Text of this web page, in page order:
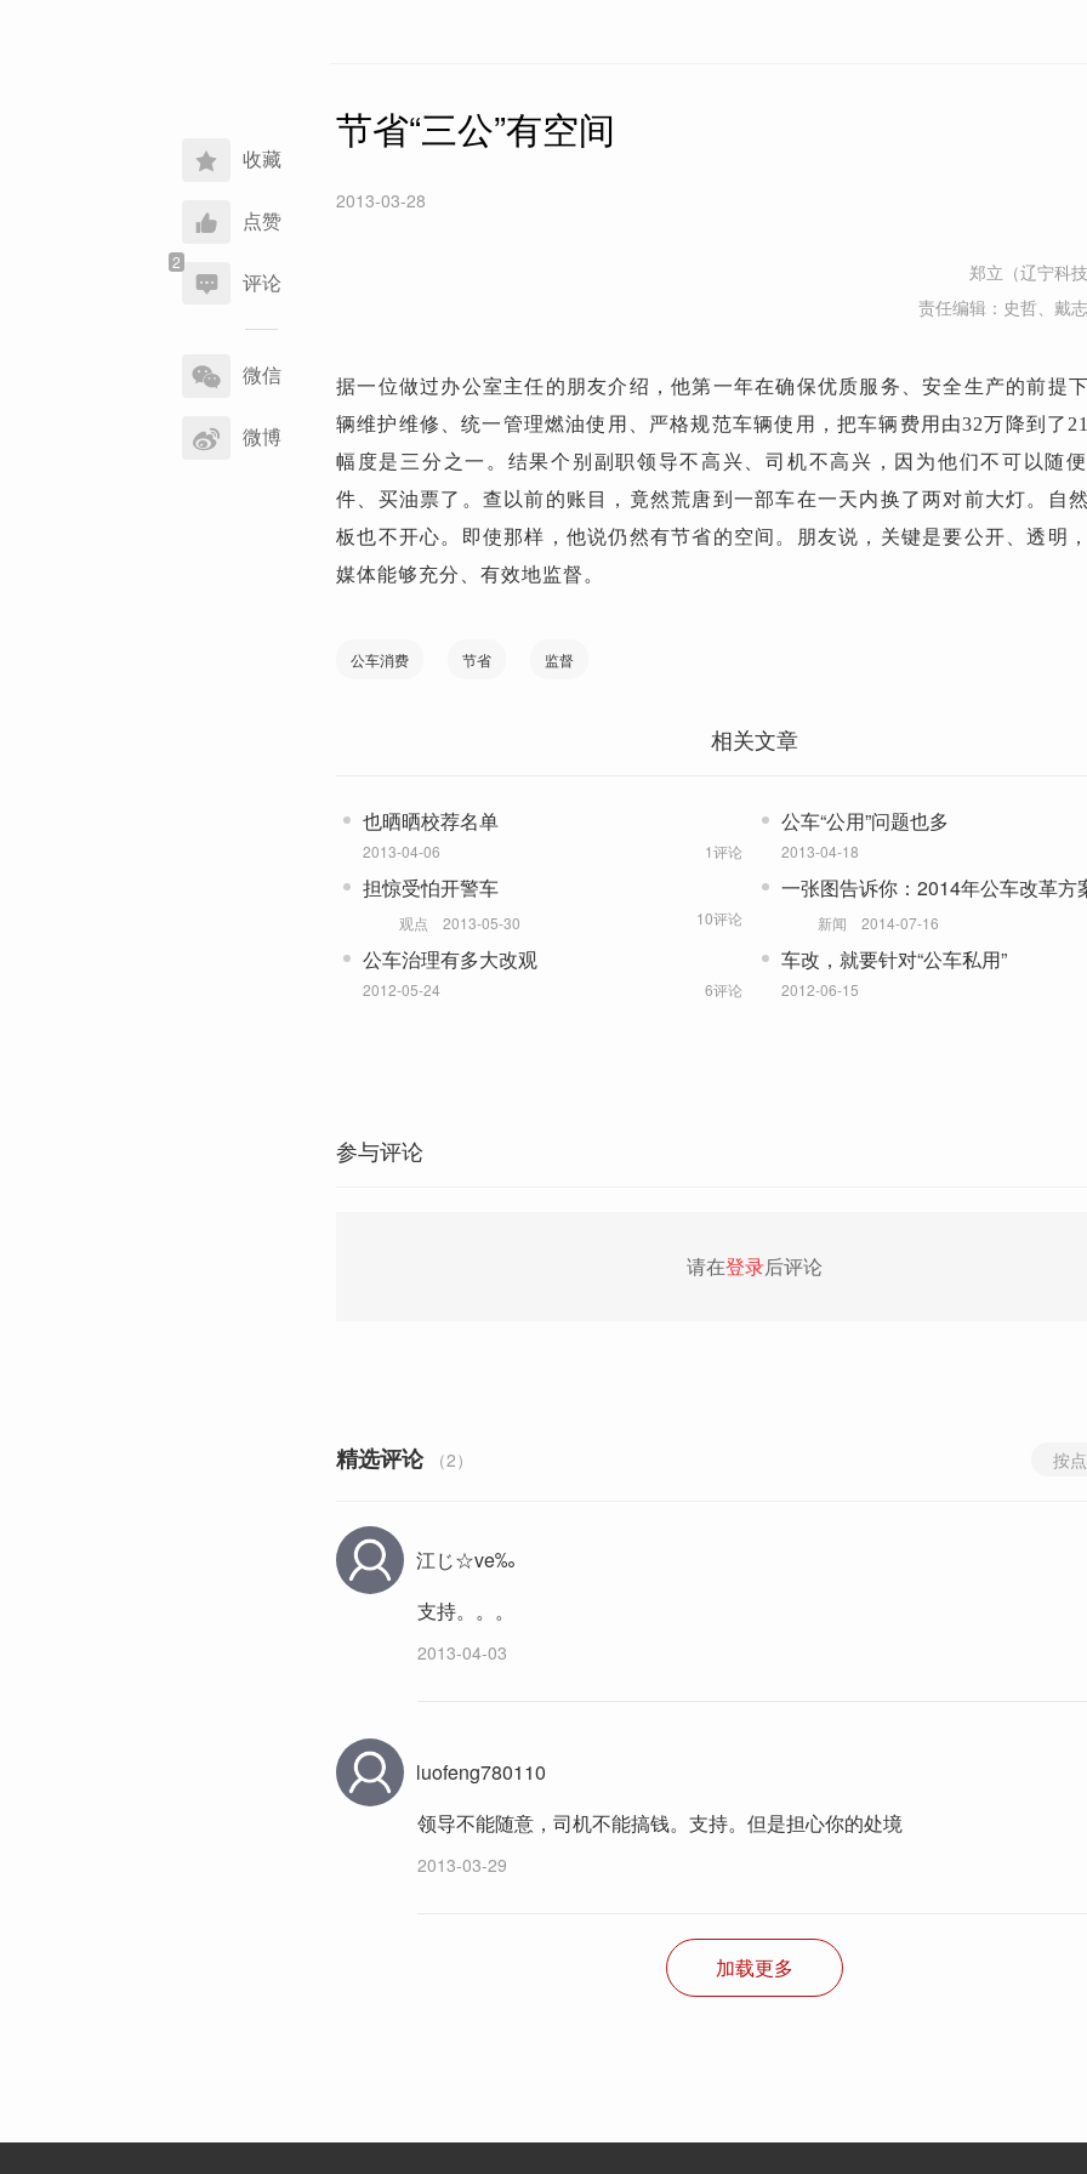
收藏
点赞
评论
享
到
微信
微博
节省“三公”有空间
2013-03-28
郑立（辽宁科
责任编辑：史哲、戴
据一位做过办公室主任的朋友介绍，他第一年在确保优质服务、安全生产的前提
辆维护维修、统一管理燃油使用、严格规范车辆使用，把车辆费用由32万降到了
幅度是三分之一。结果个别副职领导不高兴、司机不高兴，因为他们不可以随
件、买油票了。查以前的账目，竟然荒唐到一部车在一天内换了两对前大灯。自
板也不开心。即使那样，他说仍然有节省的空间。
朋友说，关键是要公开、透明
媒体能够充分、有效地监督 。
公车消费 节省 监督
相关文章
也晒晒校荐名单
2013-04-06 1评论
公车“公用”问题也多
2013-04-18
担惊受怕开警车
观点 2013-05-30 10评论
一张图告诉你：2014年公车改革方
改？新闻 2014-07-16
公车治理有多大改观
2012-05-24 6评论
车改，就要针对“公车私用”
2012-06-15
参与评论
请在登录后评论
精选评论 （2） 按
江じ☆ve‰
支持。。。
2013-04-03
luofeng780110
领导不能随意，司机不能搞钱。支持。但是担心你的处境
2013-03-29
加载更多